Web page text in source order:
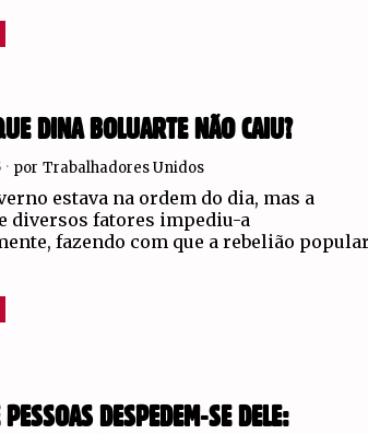
DINA BOLUARTE NÃO CAIU?
por Trabalhadores Unidos
estava na ordem do dia, mas a
diversos fatores impediu-a
fazendo com que a rebelião
DESPEDEM-SE DELE: